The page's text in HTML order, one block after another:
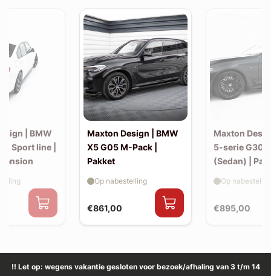
| BMW
Sport line |
Maxton Design | BMW
X5 G05 M-Pack |
Pakket
€861,00
Op nabestelling
Maxton
5-serie G30
(Sedan) |
€895,00
Op
!! Let op: wegens vakantie gesloten voor bezoek/afhaling van 3 t/m 14